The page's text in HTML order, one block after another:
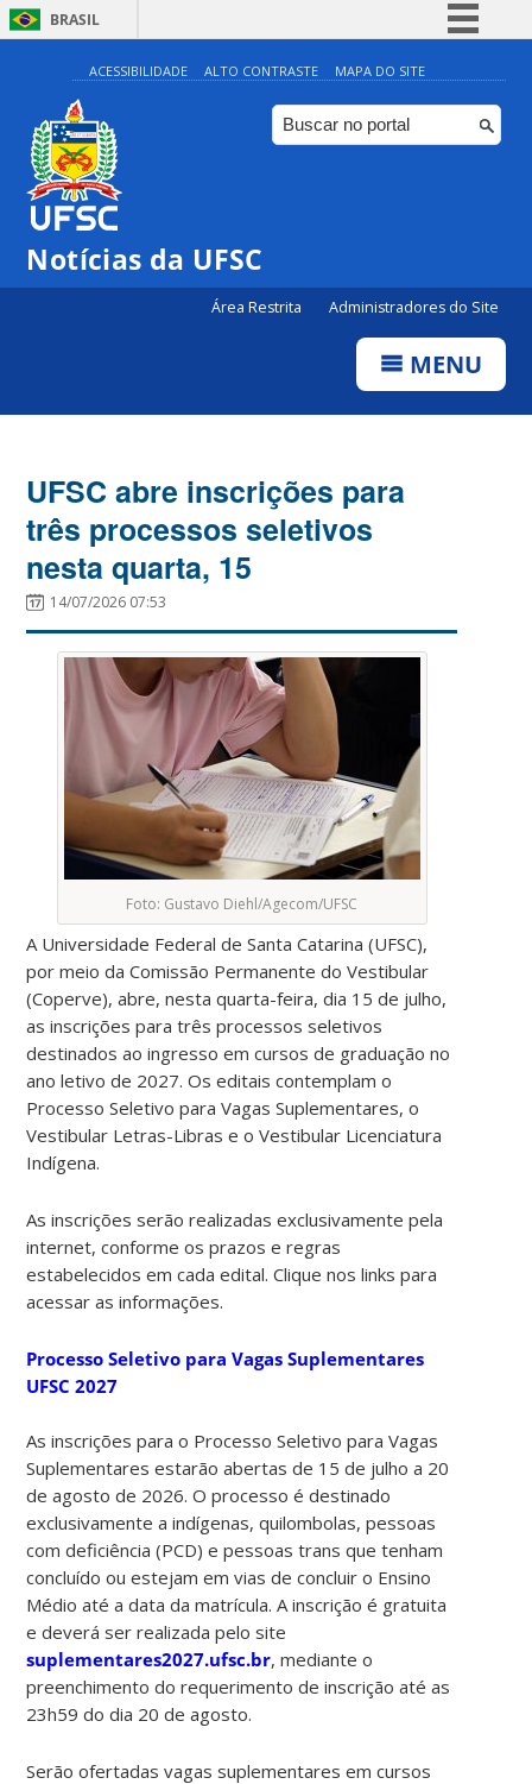
BRASIL
Simplifique!
Comunica BR
Participe
ACESSIBILIDADE ALTO CONTRASTE MAPA DO SITE
Notícias da UFSC
Área Restrita Administradores do Site
MENU
UFSC abre inscrições para
três processos seletivos
nesta quarta, 15
14/07/2026 07:53
Foto: Gustavo Diehl/Agecom/UFSC
A Universidade Federal de Santa Catarina (UFSC),
por meio da Comissão Permanente do Vestibular
(Coperve), abre, nesta quarta-feira, dia 15 de julho,
as inscrições para três processos seletivos
destinados ao ingresso em cursos de graduação no
ano letivo de 2027. Os editais contemplam o
Processo Seletivo para Vagas Suplementares, o
Vestibular Letras-Libras e o Vestibular Licenciatura
Indígena.
As inscrições serão realizadas exclusivamente pela
internet, conforme os prazos e regras
estabelecidos em cada edital. Clique nos links para
acessar as informações.
Processo Seletivo para Vagas Suplementares
UFSC 2027
As inscrições para o Processo Seletivo para Vagas
Suplementares estarão abertas de 15 de julho a 20
de agosto de 2026. O processo é destinado
exclusivamente a indígenas, quilombolas, pessoas
com deficiência (PCD) e pessoas trans que tenham
concluído ou estejam em vias de concluir o Ensino
Médio até a data da matrícula. A inscrição é gratuita
e deverá ser realizada pelo site
suplementares2027.ufsc.br, mediante o
preenchimento do requerimento de inscrição até as
23h59 do dia 20 de agosto.
Serão ofertadas vagas suplementares em cursos